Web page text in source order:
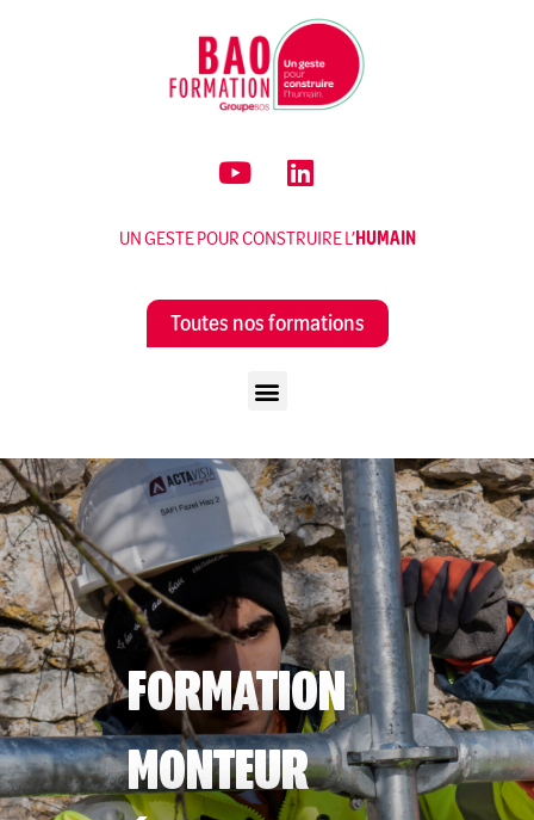
UN GESTE POUR CONSTRUIRE L’HUMAIN
Toutes nos formations
FORMATION
MONTEUR